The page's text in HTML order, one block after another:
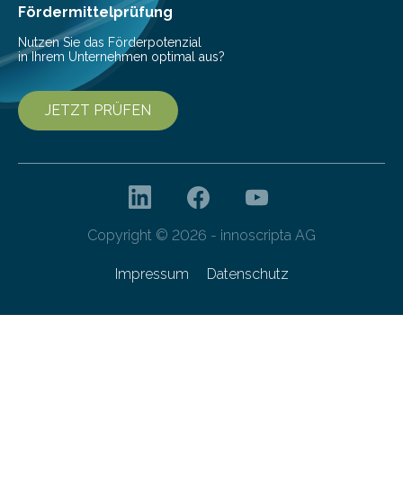
besser dämpft. Und das bei einer Gewichtseinsparung
von 20…
Fördermittelprüfung
Nutzen Sie das Förderpotenzial
in Ihrem Unternehmen optimal aus?
JETZT PRÜFEN
Copyright © 2026 - innoscripta AG
Impressum Datenschutz